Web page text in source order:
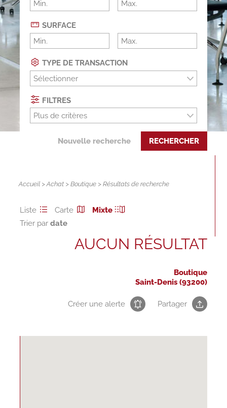
SURFACE
TYPE DE TRANSACTION
Sélectionner
FILTRES
Plus de critères
Nouvelle recherche RECHERCHER
Accueil >Achat >Boutique > Résultats de recherche
Liste Carte
Mixte
Trier par
AUCUN RÉSULTAT
Boutique
Saint-Denis (93200)
Créer une alerte Partager